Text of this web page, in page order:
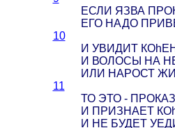
ЕСЛИ ЯЗВА
ЕГО НАДО
10
И УВИДИТ
И ВОЛОСЫ НА
ИЛИ НАРОСТ
11
ТО ЭТО -
И ПРИЗНАЕТ
И НЕ БУДЕТ